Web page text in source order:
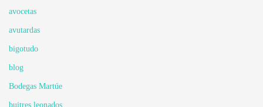
avocetas
avutardas
bigotudo
blog
Bodegas Martúe
buitres leonados